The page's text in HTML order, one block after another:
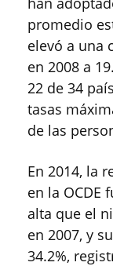
promedio
elevó a una
en 2008 a
22 de 34
tasas
de las
En 2014, la
en la OCDE
alta que el
en 2007, y
34.2%,